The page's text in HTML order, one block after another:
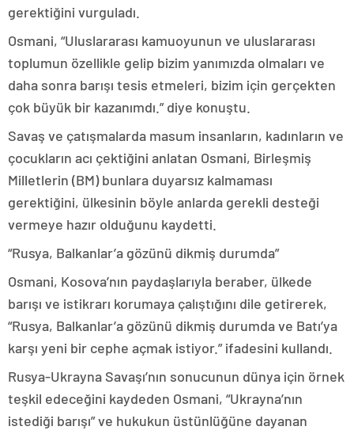
gerektiğini vurguladı.
Osmani, “Uluslararası kamuoyunun ve uluslararası
toplumun özellikle gelip bizim yanımızda olmaları ve
daha sonra barışı tesis etmeleri, bizim için gerçekten
çok büyük bir kazanımdı.” diye konuştu.
Savaş ve çatışmalarda masum insanların, kadınların ve
çocukların acı çektiğini anlatan Osmani, Birleşmiş
Milletlerin (BM) bunlara duyarsız kalmaması
gerektiğini, ülkesinin böyle anlarda gerekli desteği
vermeye hazır olduğunu kaydetti.
“Rusya, Balkanlar’a gözünü dikmiş durumda”
Osmani, Kosova’nın paydaşlarıyla beraber, ülkede
barışı ve istikrarı korumaya çalıştığını dile getirerek,
“Rusya, Balkanlar’a gözünü dikmiş durumda ve Batı’ya
karşı yeni bir cephe açmak istiyor.” ifadesini kullandı.
Rusya-Ukrayna Savaşı’nın sonucunun dünya için örnek
teşkil edeceğini kaydeden Osmani, “Ukrayna’nın
istediği barışı” ve hukukun üstünlüğüne dayanan